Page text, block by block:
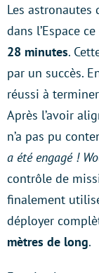
Les astronautes
dans l’Espace
28 minutes.
par un succès.
réussi à
Après l’avoir
n’a pas pu
a été engagé !
contrôle de
finalement
déployer
mètres de long.